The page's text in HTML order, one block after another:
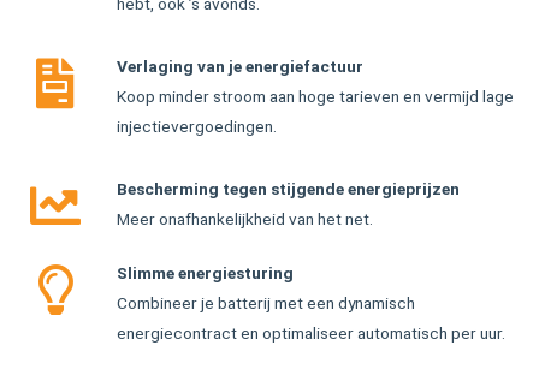
Verlaging van je energiefactuur
Koop minder stroom aan hoge tarieven en vermijd lage
injectievergoedingen.
Bescherming tegen stijgende energieprijzen
Meer onafhankelijkheid van het net.
Slimme energiesturing
Combineer je batterij met een dynamisch
energiecontract en optimaliseer automatisch per uur.